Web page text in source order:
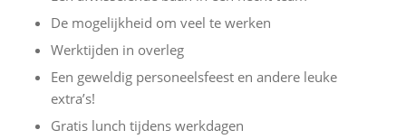
De mogelijkheid om veel te werken
Werktijden in overleg
Een geweldig personeelsfeest en andere leuke
extra’s!
Gratis lunch tijdens werkdagen